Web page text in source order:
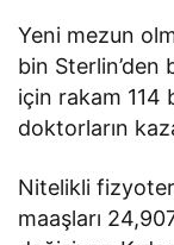
Yeni mezun
bin Sterlin’den
için rakam 114
doktorların
Nitelikli
maaşları